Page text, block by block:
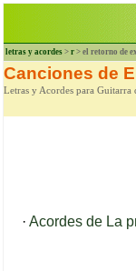
letras y acordes > r > el retorno de
Canciones de
Letras y Acordes para
· Acordes de La